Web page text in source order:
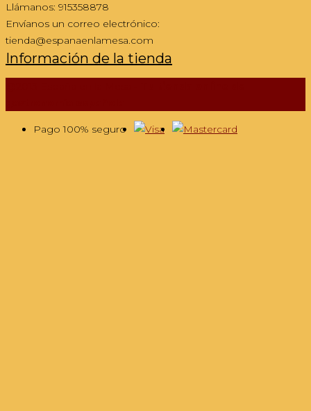
Llámanos: 915358878
Envíanos un correo electrónico:
tienda@espanaenlamesa.com
Información de la tienda
Pago 100% seguro